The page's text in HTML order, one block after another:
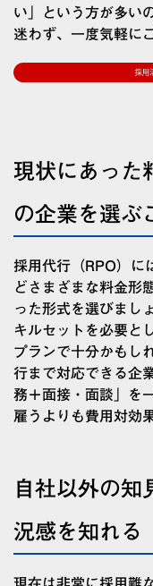
い」という方が多い
迷わず、一度気軽に
現状にあった
の企業を選ぶ
採用代行（RPO）に
どさまざまな料金形
った形式を選びまし
キルセットを必要と
プランで十分かもし
行まで対応できる企
務＋面接・面談」を
雇うよりも費用対効
自社以外の知
況感を知れる